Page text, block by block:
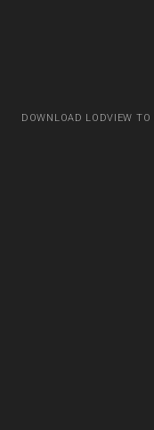
DOWNLOAD LODVIEW TO